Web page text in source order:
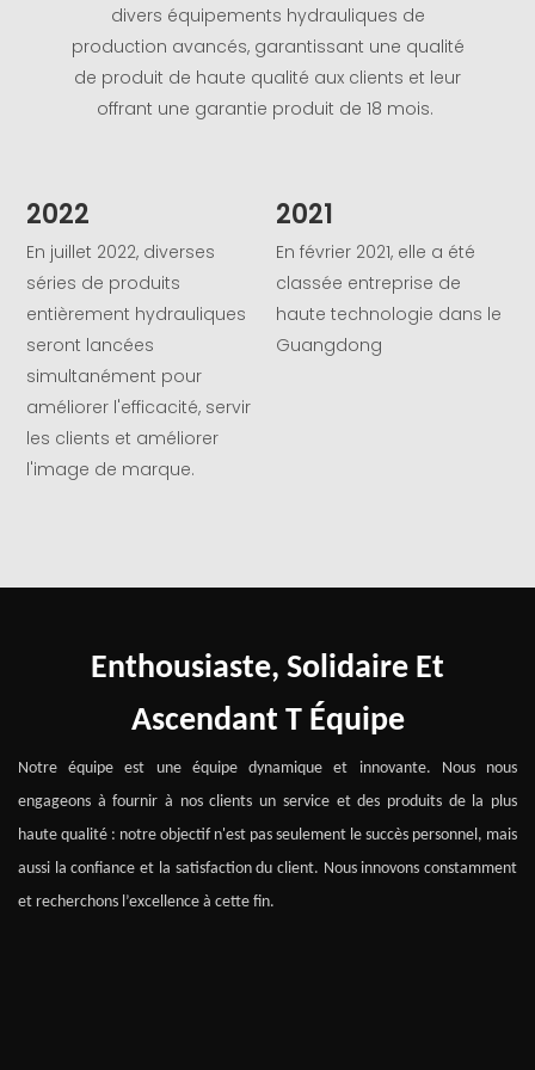
divers équipements hydrauliques de
production avancés, garantissant une qualité
de produit de haute qualité aux clients et leur
offrant une garantie produit de 18 mois.
2022
En juillet 2022, diverses
séries de produits
entièrement hydrauliques
seront lancées
simultanément pour
améliorer l'efficacité, servir
les clients et améliorer
l'image de marque.
2021
En février 2021, elle a été
classée entreprise de
haute technologie dans le
Guangdong
Enthousiaste, Solidaire Et
Ascendant TÉquipe
Notre équipe est une équipe dynamique et innovante. Nous nous
engageons à fournir à nos clients un service et des produits de la plus
haute qualité : notre objectif n'est pas seulement le succès personnel, mais
aussi la confiance et la satisfaction du client. Nous innovons constamment
et recherchons l’excellence à cette fin.